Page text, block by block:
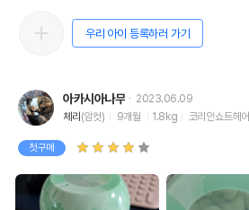
우리 아이 등록하러 가기
아카시아나무
2023.06.09
체리 (암컷) 9개월 1.8kg 코리안쇼트헤어
첫구매